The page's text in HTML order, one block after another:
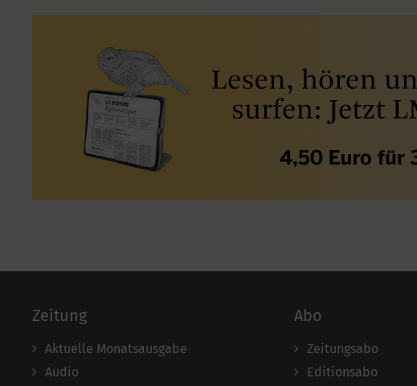
Zeitung
Aktuelle Monatsausgabe
Audio
Abo
Zeitungsabo
Editionsabo